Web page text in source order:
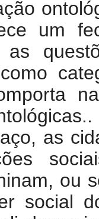
um
as
as
ou
social